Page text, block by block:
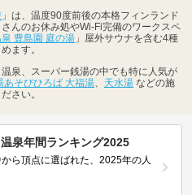
」は、温度90度前後の本格フィンランド
んのお休み処やWi-Fi完備のワークスペ
豊島園 庭の湯 」屋外サウナを含む4種
ます。
泉、スーパー銭湯の中でも特に人気が
あそびひろば 大福湯、 天水湯 などの施
さい。
泉年間ランキング2025
ら頂点に選ばれた、2025年の人